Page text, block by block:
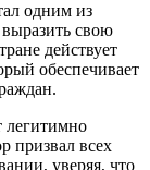
одним из
свою
действует
обеспечивает
легитимно
призвал всех
уверяя, что